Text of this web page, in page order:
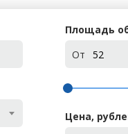
Площадь
От
Цена,